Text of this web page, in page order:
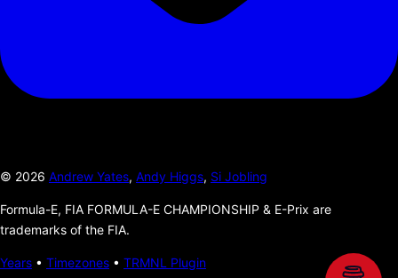
© 2026 Andrew Yates, Andy Higgs, Si Jobling
Formula-E, FIA FORMULA-E CHAMPIONSHIP & E-Prix are
trademarks of the FIA.
Years • Timezones • TRMNL Plugin